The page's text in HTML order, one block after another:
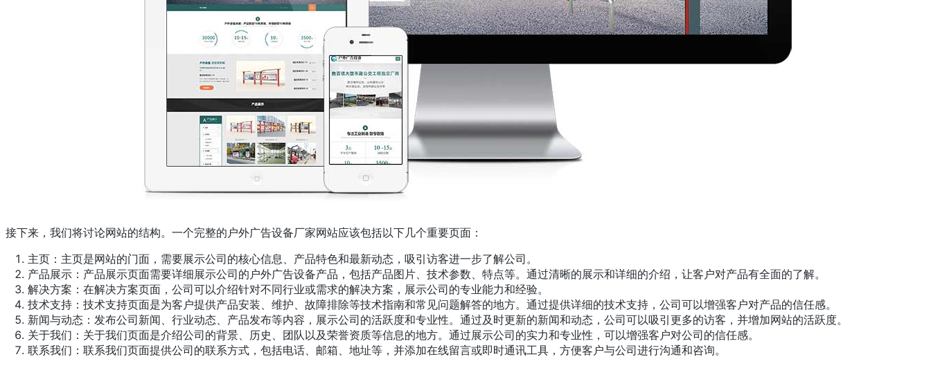
接下来，我们将讨论网站的结构。一个完整的户外广告设备厂家网站应该包括以下几个重要页面：
主页：主页是网站的门面，需要展示公司的核心信息、产品特色和最新动态，吸引访客进一步了解公司。
产品展示：产品展示页面需要详细展示公司的户外广告设备产品，包括产品图片、技术参数、特点等。通过清晰的展示和详细的介绍，让客户对产品有全面的了解。
解决方案：在解决方案页面，公司可以介绍针对不同行业或需求的解决方案，展示公司的专业能力和经验。
技术支持：技术支持页面是为客户提供产品安装、维护、故障排除等技术指南和常见问题解答的地方。通过提供详细的技术支持，公司可以增强客户对产品的信任感。
新闻与动态：发布公司新闻、行业动态、产品发布等内容，展示公司的活跃度和专业性。通过及时更新的新闻和动态，公司可以吸引更多的访客，并增加网站的活跃度。
关于我们：关于我们页面是介绍公司的背景、历史、团队以及荣誉资质等信息的地方。通过展示公司的实力和专业性，可以增强客户对公司的信任感。
联系我们：联系我们页面提供公司的联系方式，包括电话、邮箱、地址等，并添加在线留言或即时通讯工具，方便客户与公司进行沟通和咨询。